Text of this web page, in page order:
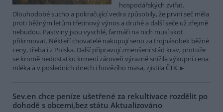
hospodářských zvířat.
Dlouhodobé sucho a pokračující vedra způsobily, že první seč měla
proti běžným letům třetinový výnos a druhé a další seče už zřejmě
nebudou. Pastviny jsou vyschlé, farmáři na nich musí skot
přikrmovat. Někteří chovatelé nakupují seno za trojnásobek běžné
ceny, třeba i z Polska. Další připravují zmenšení stád krav, protože
se kromě nedostatku krmení zároveň výrazně snížila výkupní cena
mléka a v posledních dnech i hovězího masa, zjistila ČTK.
Sev.en chce peníze ušetřené za rekultivace rozdělit po
dohodě s obcemi,bez státu Aktualizováno